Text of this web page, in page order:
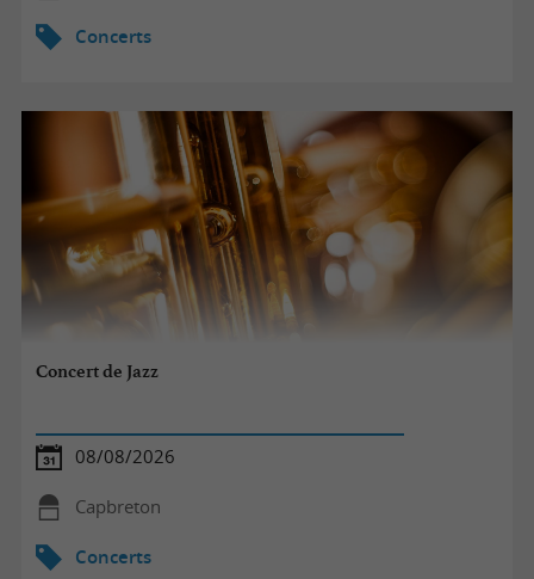
Concerts
Concert de Jazz
08/08/2026
Capbreton
Concerts